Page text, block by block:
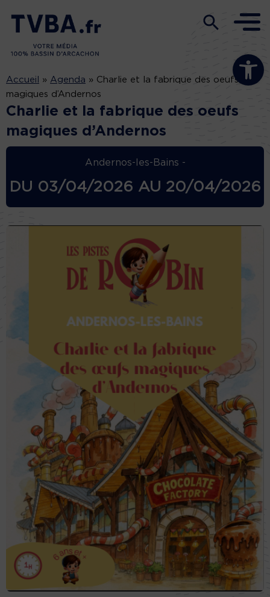
Ouvrir la
Accueil » Agenda » Charlie et la fabrique des oeufs
magiques d’Andernos
Charlie et la fabrique des oeufs
magiques d’Andernos
Andernos-les-Bains -
DU 03/04/2026 AU 20/04/2026